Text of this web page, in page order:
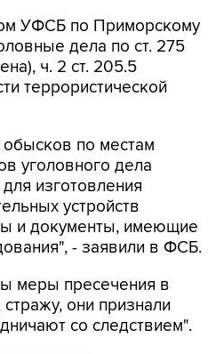
УФСБ по Приморскому
дела по ст. 275
ч. 2 ст. 205.5
террористической
по местам
уголовного дела
изготовления
устройств
и документы, имеющие
- заявили в ФСБ.
меры пресечения в
они признали
со следствием".